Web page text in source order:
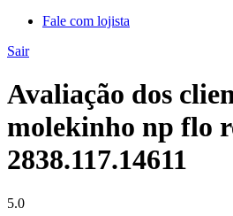
Fale com lojista
Sair
Avaliação dos
molekinho np flo
2838.117.14611
5.0